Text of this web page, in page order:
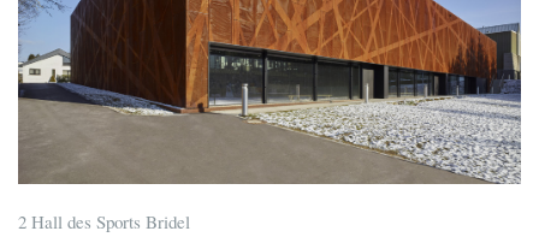
2 Hall des Sports Bridel